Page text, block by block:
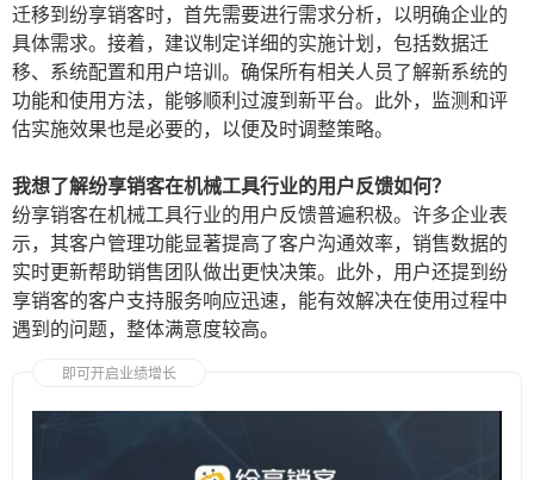
迁移到纷享销客时，首先需要进行需求分析，以明确企业的
具体需求。接着，建议制定详细的实施计划，包括数据迁
移、系统配置和用户培训。确保所有相关人员了解新系统的
功能和使用方法，能够顺利过渡到新平台。此外，监测和评
估实施效果也是必要的，以便及时调整策略。
我想了解纷享销客在机械工具行业的用户反馈如何？
纷享销客在机械工具行业的用户反馈普遍积极。许多企业表
示，其客户管理功能显著提高了客户沟通效率，销售数据的
实时更新帮助销售团队做出更快决策。此外，用户还提到纷
享销客的客户支持服务响应迅速，能有效解决在使用过程中
遇到的问题，整体满意度较高。
即可开启业绩增长